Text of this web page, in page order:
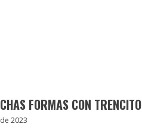
FORMAS CON TRENCITO
2023